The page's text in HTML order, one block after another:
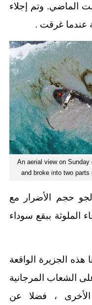
الماضي. وتم إجلاء
An aerial view on
and broke into two
حجم الأضرار مع
الملوثة ببقع سوداء
هذه الجزيرة الواقعة
الشعاب المرجانية
الأخرى ، فضلا عن